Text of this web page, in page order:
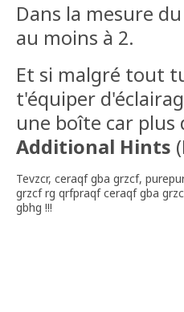
Dans la mesure
au moins à 2.
Et si malgré tout
t'équiper
une boîte car
Additional Hints (
Tevzcr, ceraqf gba grzcf,
grzcf rg qrfpraqf ceraqf gba
gbhg !!!